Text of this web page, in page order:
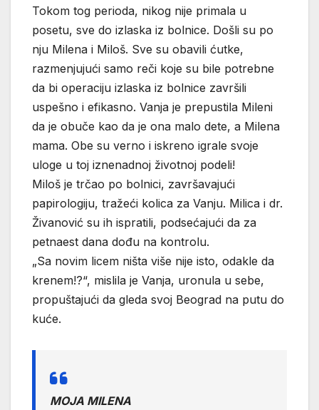
Tokom tog perioda, nikog nije primala u
posetu, sve do izlaska iz bolnice. Došli su po
nju Milena i Miloš. Sve su obavili ćutke,
razmenjujući samo reči koje su bile potrebne
da bi operaciju izlaska iz bolnice završili
uspešno i efikasno. Vanja je prepustila Mileni
da je obuče kao da je ona malo dete, a Milena
mama. Obe su verno i iskreno igrale svoje
uloge u toj iznenadnoj životnoj podeli!
Miloš je trčao po bolnici, završavajući
papirologiju, tražeći kolica za Vanju. Milica i dr.
Živanović su ih ispratili, podsećajući da za
petnaest dana dođu na kontrolu.
„Sa novim licem ništa više nije isto, odakle da
krenem!?“, mislila je Vanja, uronula u sebe,
propuštajući da gleda svoj Beograd na putu do
kuće.
MOJA MILENA